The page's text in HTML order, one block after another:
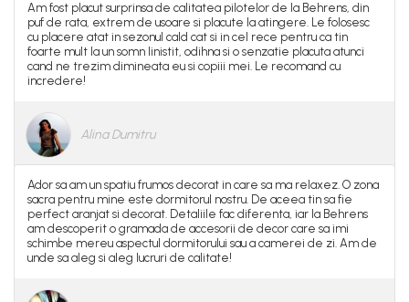
Am fost placut surprinsa de calitatea pilotelor de la Behrens, din
puf de rata, extrem de usoare si placute la atingere. Le folosesc
cu placere atat in sezonul cald cat si in cel rece pentru ca tin
foarte mult la un somn linistit, odihna si o senzatie placuta atunci
cand ne trezim dimineata eu si copiii mei. Le recomand cu
incredere!
Alina Dumitru
Ador sa am un spatiu frumos decorat in care sa ma relaxez. O zona
sacra pentru mine este dormitorul nostru. De aceea tin sa fie
perfect aranjat si decorat. Detaliile fac diferenta, iar la Behrens
am descoperit o gramada de accesorii de decor care sa imi
schimbe mereu aspectul dormitorului sau a camerei de zi. Am de
unde sa aleg si aleg lucruri de calitate!